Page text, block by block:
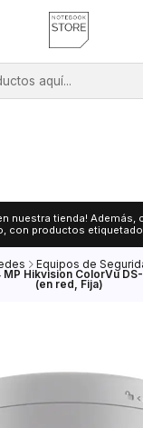
nuestra tienda! Además,
con productos
Equipos de
Hikvision ColorVu
(en red, Fija)